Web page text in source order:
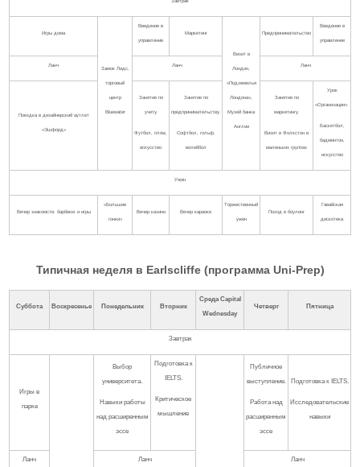
Игры дома
Замок Лидс,
торговый
центр
Bluewater
Введение в
управление
Маркетинг
Визит в
Лондон,
«Подземелья
Лондона»,
Музей банка
Англии
Предпринимательство
Введение в
управление
Ланч Ланч Ланч
Поездка в дизайнерский аутлет
«Эшфорд»
Занятие по
учету.
Футбол, пляж,
искусство
Занятие по
предпринимательству.
Софтбол, гольф,
волейбол
Занятие по
маркетингу.
Визит в Фолкстон в
маленьких группах
Урок
«Организации».
Баскетбол,
бадминтон,
искусство
Ужин
Вечер знакомств: барбекю и игры
«Большие
гонки»
Вечер казино Вечер караоке
Торжественный
ужин
Поход в боулинг
Гавайская
дискотека
Типичная неделя в Earlscliffe (программа Uni-Prep)
Суббота Воскресенье Понедельник Вторник
Среда Capital
Wednesday
Четверг Пятница
Завтрак
Игры в
парке
Выбор
университета.
Навыки работы
над расширенным
эссе
Подготовка к
IELTS.
Критическое
мышление
Публичное
выступление.
Работа над
расширенным
эссе
Подготовка к IELTS.
Исследовательские
навыки
Ланч Ланч Ланч